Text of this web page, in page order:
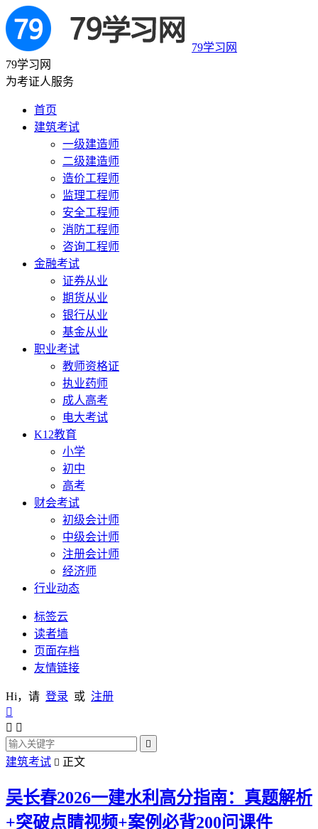
79学习网
79学习网
为考证人服务
首页
建筑考试
一级建造师
二级建造师
造价工程师
监理工程师
安全工程师
消防工程师
咨询工程师
金融考试
证券从业
期货从业
银行从业
基金从业
职业考试
教师资格证
执业药师
成人高考
电大考试
K12教育
小学
初中
高考
财会考试
初级会计师
中级会计师
注册会计师
经济师
行业动态
标签云
读者墙
页面存档
友情链接
Hi，请 登录 或 注册

 

建筑考试  正文
吴长春2026一建水利高分指南：真题解析
+突破点睛视频+案例必背200问课件